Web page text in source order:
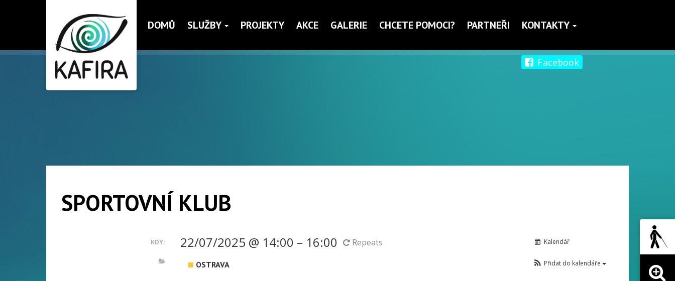
DOMŮ SLUŽBY PROJEKTY AKCE GALERIE CHCETE POMOCI? PARTNEŘI KONTAKTY
Facebook
SPORTOVNÍ KLUB
Kalendář
Přidat do kalendáře
KDY: 22/07/2025 @ 14:00 – 16:00 Repeats
OSTRAVA